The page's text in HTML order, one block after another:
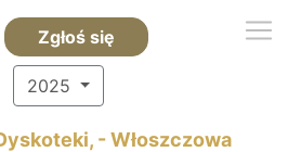
Zgłoś się
2025
- Włoszczowa